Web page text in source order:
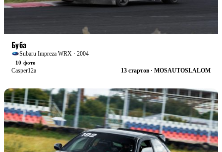
Буба
Subaru Impreza WRX · 2004
10 фото
Casper12a
13 стартов · MOSAUTOSLALOM